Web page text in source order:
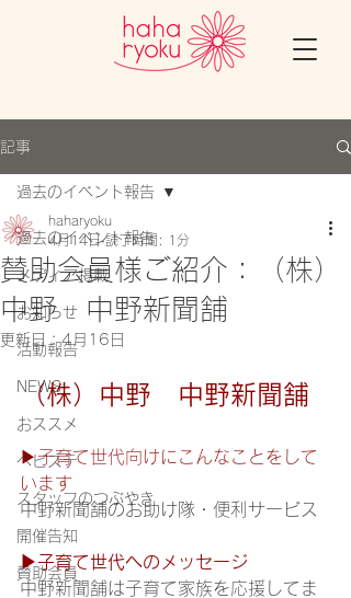
記事
過去のイベント報告
メディア掲載
お知らせ
活動報告
NEWS
おススメ
ベビステ
スタッフのつぶやき
開催告知
賛助会員
過去のイベント報告
賛助会員様ご紹介：​​​（株）
中野 中野新聞舗
haharyoku
4月14日 読了時間: 1分
更新日：4月16日
（株）中野　中野新聞舗
▶子育て世代向けにこんなことをして
います
中野新聞舗のお助け隊・便利サービス
▶子育て世代へのメッセージ
中野新聞舗は子育て家族を応援してま